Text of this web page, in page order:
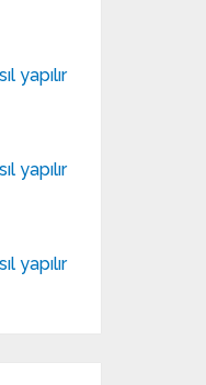
yapılır
yapılır
yapılır